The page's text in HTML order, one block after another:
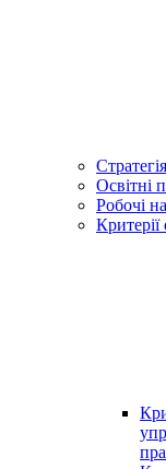
Освітні
Робочі